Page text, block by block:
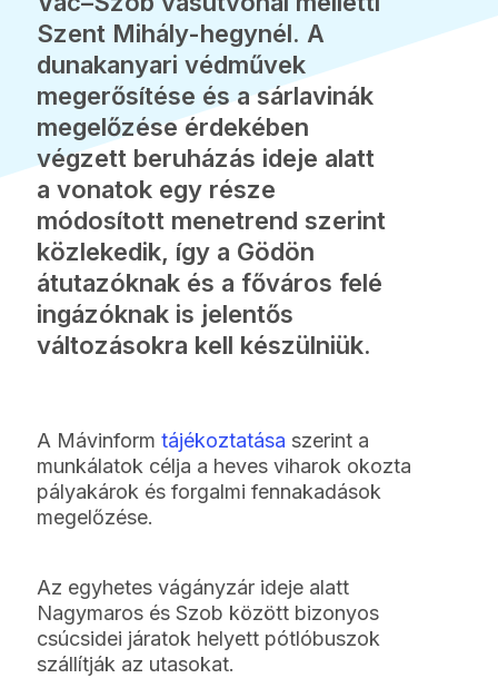
Szent Mihály-hegynél. A
dunakanyari védművek
megerősítése és a sárlavinák
megelőzése érdekében
végzett beruházás ideje alatt
a vonatok egy része
módosított menetrend szerint
közlekedik, így a Gödön
átutazóknak és a főváros felé
ingázóknak is jelentős
változásokra kell készülniük.
A Mávinformtájékoztatása szerint a
munkálatok célja a heves viharok okozta
pályakárok és forgalmi fennakadások
megelőzése.
Az egyhetes vágányzár ideje alatt
Nagymaros és Szob között bizonyos
csúcsidei járatok helyett pótlóbuszok
szállítják az utasokat.